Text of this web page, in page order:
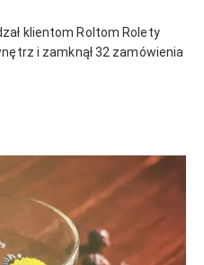
klientom Roltom Rolety
i zamknął 32 zamówienia